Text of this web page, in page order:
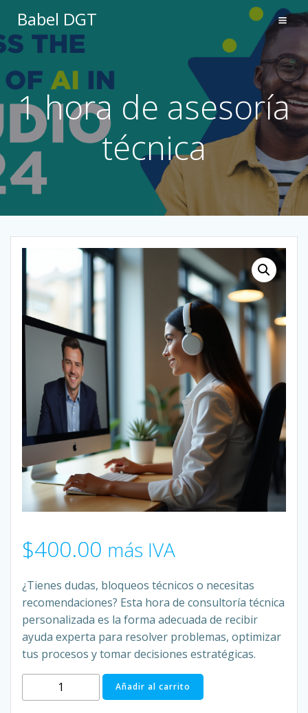
contenido
Babel DGT
1 hora de asesoría
técnica
$400.00 más IVA
¿Tienes dudas, bloqueos técnicos o necesitas
recomendaciones? Esta hora de consultoría técnica
personalizada es la forma adecuada de recibir
ayuda experta para resolver problemas, optimizar
tus procesos y tomar decisiones estratégicas.
hora
Añadir al carrito